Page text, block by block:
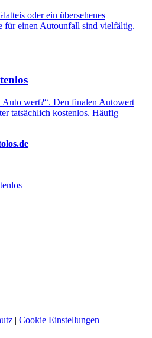
oder ein übersehenes
für einen Autounfall sind vielfältig.
Auto wert?“. Den finalen Autowert
tatsächlich kostenlos. Häufig
| Cookie Einstellungen